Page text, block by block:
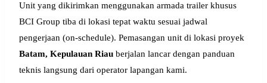
Unit yang dikirimkan menggunakan armada trailer khusus
BCI Group tiba di lokasi tepat waktu sesuai jadwal
pengerjaan (on-schedule). Pemasangan unit di lokasi proyek
Batam, Kepulauan Riau berjalan lancar dengan panduan
teknis langsung dari operator lapangan kami.